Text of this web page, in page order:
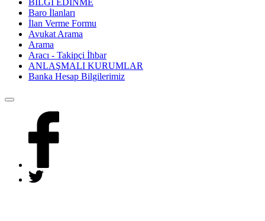
BİLGİ EDİNME
Baro İlanları
İlan Verme Formu
Avukat Arama
Arama
Aracı - Takipçi İhbar
ANLAŞMALI KURUMLAR
Banka Hesap Bilgilerimiz